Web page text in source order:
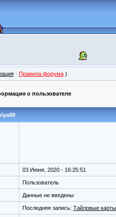
· Правила форума)
о пользователе
03 Июня, 2020 - 16:25:51
Пользователь
Данные не введены
Последняя запись: Тайловые